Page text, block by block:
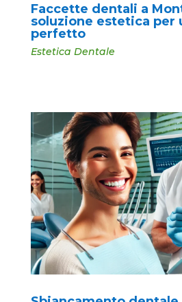
Faccette dentali a
soluzione estetica per
perfetto
Estetica Dentale